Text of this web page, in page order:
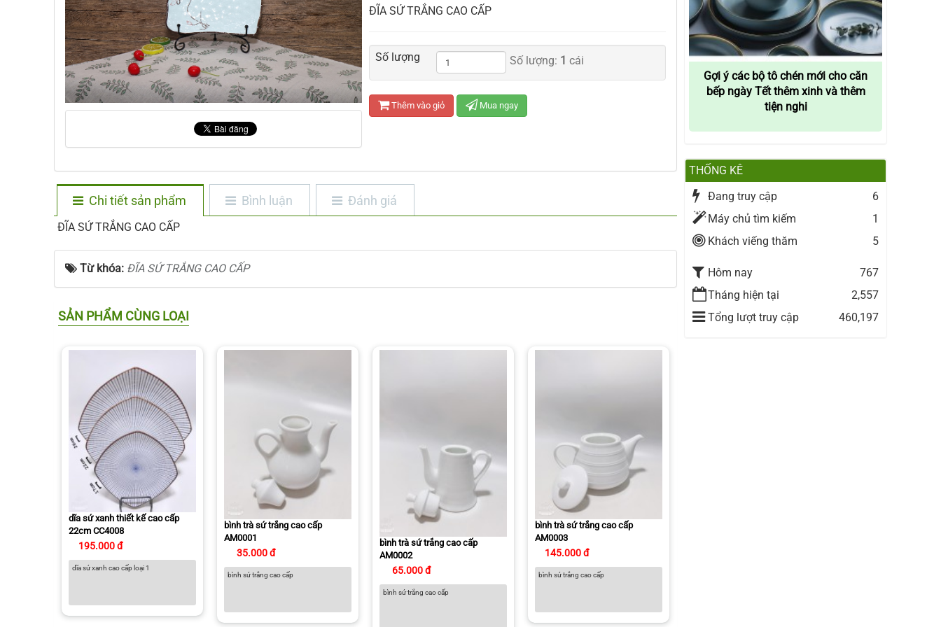
ĐĨA SỨ TRẮNG CAO CẤP
Số lượng Số lượng: 1 cái
Thêm vào giỏ Mua ngay
Chi tiết sản phẩm Bình luận Đánh giá
ĐĨA SỨ TRẮNG CAO CẤP
Từ khóa: ĐĨA SỨ TRẮNG CAO CẤP
SẢN PHẨM CÙNG LOẠI
dĩa sứ xanh thiết kế cao cấp
22cm CC4008
195.000 đ
dĩa sứ xanh cao cấp loại 1
bình trà sứ trắng cao cấp
AM0001
35.000 đ
bình sứ trắng cao cấp
bình trà sứ trắng cao cấp
AM0002
65.000 đ
bình sứ trắng cao cấp
bình trà sứ trắng cao cấp
AM0003
145.000 đ
bình sứ trắng cao cấp
Gợi ý các bộ tô chén mới cho căn
bếp ngày Tết thêm xinh và thêm
tiện nghi
THỐNG KÊ
Đang truy cập
6
Máy chủ tìm kiếm
1
Khách viếng thăm
5
Hôm nay
767
Tháng hiện tại
2,557
Tổng lượt truy cập
460,197